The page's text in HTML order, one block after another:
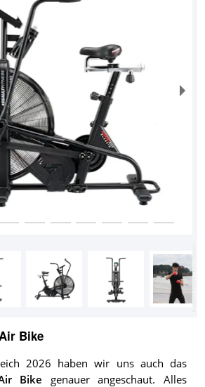
Bike
2026 haben wir uns auch das
Bike genauer angeschaut. Alles